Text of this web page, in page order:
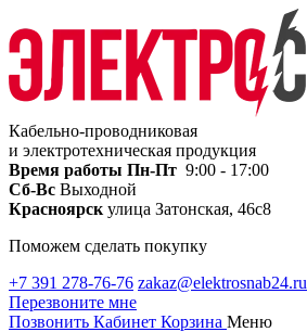
Кабельно-проводниковая
и электротехническая продукция
Время работы Пн-Пт 9:00 - 17:00
Сб-Вс Выходной
Красноярск улица Затонская, 46с8
Поможем сделать покупку
+7 391 278-76-76 zakaz@elektrosnab24.ru
Перезвоните мне
Позвонить Кабинет Корзина Меню